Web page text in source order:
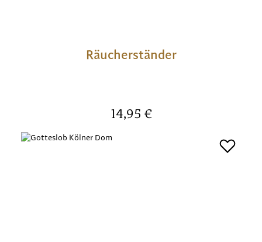
Räucherständer
Regulärer Preis:
14,95 €